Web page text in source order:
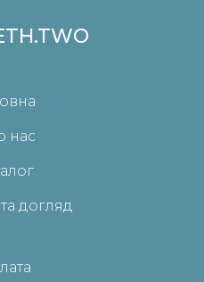
нас
догляд